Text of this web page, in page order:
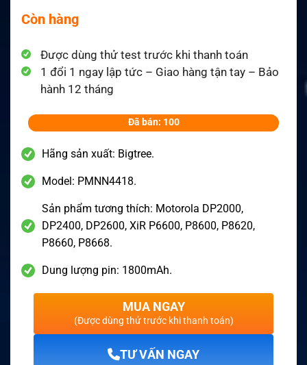
Còn hàng
Được dùng thử test trước khi thanh toán
1 đổi 1 ngay lập tức – Giao hàng tận tay – Bảo
hành 12 tháng
Đã bán: 100
Hãng sản xuất: Bigtree.
Model: PMNN4418.
Sản phẩm tương thích: Motorola DP2000,
DP2400, DP2600, XiR P6600, P8600, P8620,
P8660, P8668.
Dung lượng pin: 1800mAh.
MUA NGAY
(Được dùng thử trước khi thanh toán)
TƯ VẤN NGAY